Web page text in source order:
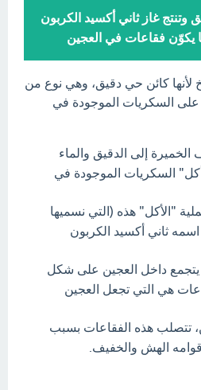
وتنتج غاز ثاني أكسيد الكربون
يكوّن فقاعات في العجين
لأنها كائن حي دقيق، وهي نوع من
على السكريات الموجودة في
إلى الدقيق والماء
السكريات الموجودة في
"الأكل" هذه (التي نسميها
اسمه ثاني أكسيد الكربون
يتجمع داخل العجين على شكل
هي التي تجعل العجين
تتصلب هذه الفقاعات بسبب
الهش والخفيف.